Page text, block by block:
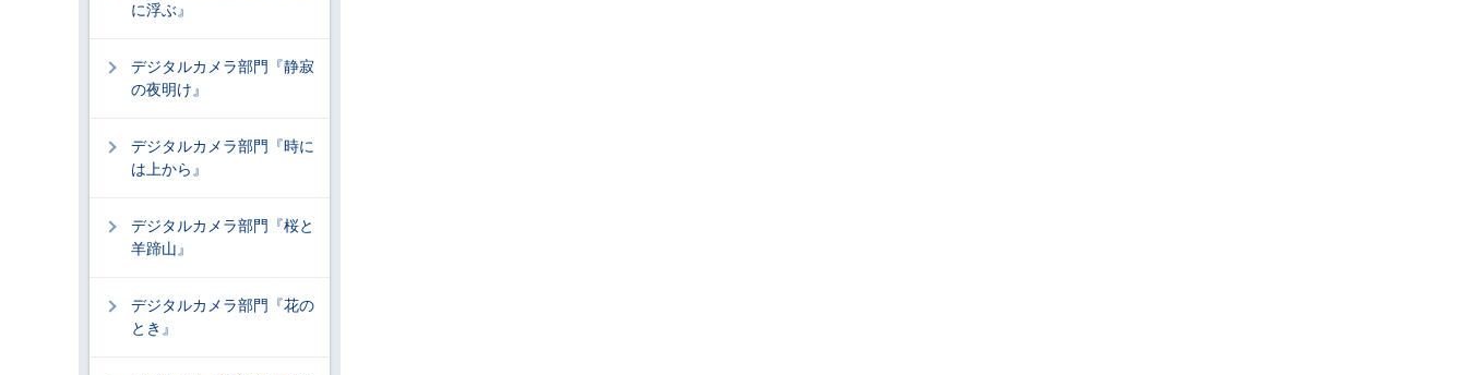
に浮ぶ』
デジタルカメラ部門『静寂
の夜明け』
デジタルカメラ部門『時に
は上から』
デジタルカメラ部門『桜と
羊蹄山』
デジタルカメラ部門『花の
とき』